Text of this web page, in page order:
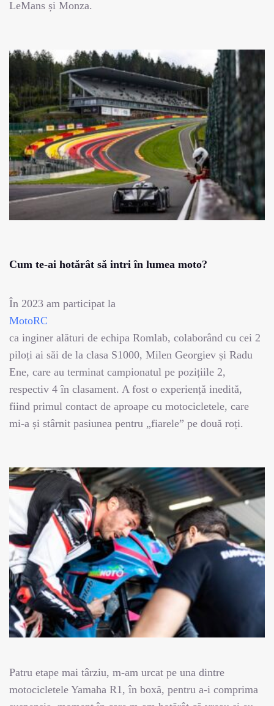
LeMans și Monza.
Cum te-ai hotărât să intri în lumea moto?
În 2023 am participat la
MotoRC
ca inginer alături de echipa Romlab, colaborând cu cei 2
piloți ai săi de la clasa S1000, Milen Georgiev și Radu
Ene, care au terminat campionatul pe pozițiile 2,
respectiv 4 în clasament. A fost o experiență inedită,
fiind primul contact de aproape cu motocicletele, care
mi-a și stârnit pasiunea pentru „fiarele” pe două roți.
Patru etape mai târziu, m-am urcat pe una dintre
motocicletele Yamaha R1, în boxă, pentru a-i comprima